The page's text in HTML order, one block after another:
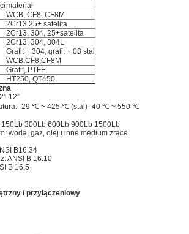
materiał
WCB, CF8, CF8M
2Cr13,25+ satelita
2Cr13, 304, 25+satelita
2Cr13, 304, 304L
Grafit + 304, grafit + 08 stal
WCB,CF8,CF8M
Grafit, PTFE
HT250, QT450
12”
-29 ℃ ~ 425 ℃ (stal) -40 ℃ ~ 550 ℃
300Lb 600Lb 900Lb 1500Lb
woda, gaz, olej i inne medium żrące.
B16.34
ANSI B 16.10
B 16,5
i przyłączeniowy